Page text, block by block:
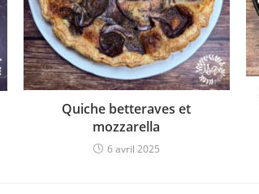
Quiche betteraves et
mozzarella
6 avril 2025